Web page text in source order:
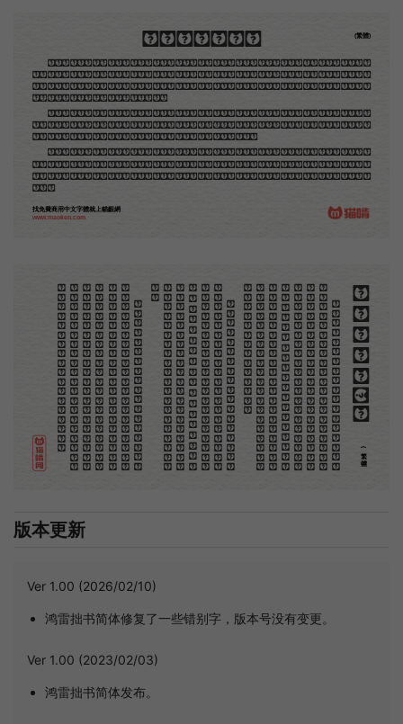
木刻創作法·序
地不問東西，凡木刻的圖版，向來是畫管畫，刻管刻，印管印的。中國用得最早，而照例也久經衰
退；清光緒中，英人傅蘭雅氏編印《格致彙編》，插圖就已非中國刻工所能刻，精細的必需由英國運了
圖版來。那就是所謂「木口木刻」，也即「複製木刻」，和用在編給印度人讀的英文書，後來也就移給
中國人讀的英文書上的插畫，是同類的。
那時我還是一個兒童，見了這些圖，便震驚於它的精工活潑，當作寶貝看。到近幾年，才知道西洋
還有一種由畫家一手造成的版畫，也就是原畫，倘用木版，便叫作「創作木刻」，是藝術家直接的創作
品，毫不假手於刻者和印者的。現在我們所要紹介的，便是這一種。
但是至今沒有一本講說木刻的書，這才是第一本。雖然稍簡略，卻已經給了讀者一個大意。由此發
展下去，路是廣大得很。題材會豐富起來的，技藝也會精煉起來的，採取新法，加以中國舊日之所長，
還有開出一條新的路徑來的希望。那時作者各將自己的本領和心得，貢獻出來，中國的木刻界就會發生
光焰。
(繁體)
找免費商用中文字體就上貓齦網
www.maoken.com
木刻創作法·序
地
不
問
東
西
，
凡
木
刻
的
圖
版
，
向
來
是
畫
管
畫，
刻
管
刻
，
印
管
印
的
。
中
國
用
得
最
早
，
而
照
例也
久
經
衰
退
；
清
光
緒
中
，
英
人
傅
蘭
雅
氏
編
印
《格
致
彙
編
》
，
插
圖
就
已
非
中
國
刻
工
所
能
刻
，
精細
的
必
需
由
英
國
運
了
圖
版
來
。
那
就
是
所
謂
「木
口
木
刻
」
，
也
即
「
複
製
木
刻
」
，
和
用
在
編
給印
度
人
讀
的
英
文
書
，
後
來
也
就
移
給
中
國
人
讀
的英
文
書
上
的
插
畫
，
是
同
類
的
。
那
時
我
還
是
一
個
兒
童
，
見
了
這
些
圖
，
便
震
驚於
它
的
精
工
活
潑
，
當
作
寶
貝
看
。
到
近
幾
年
，
才知
道
西
洋
還
有
一
種
由
畫
家
一
手
造
成
的
版
畫
，
也就
是
原
畫
，
倘
用
木
版
，
便
叫
作
「
創
作
木
刻」
，
是
藝
術
家
直
接
的
創
作
品
，
毫
不
假
手
於
刻
者和
印
者
的
。
現
在
我
們
所
要
紹
介
的
，
便
是
這
一
種
。
但
是
至
今
沒
有
一
本
講
說
木
刻
的
書
，
這
才
是
第一
本
。
雖
然
稍
簡
略
，
卻
已
經
給
了
讀
者
一
個
大
意。
由
此
發
展
下
去
，
路
是
廣
大
得
很
。
題
材
會
豐
富起
來
的
，
技
藝
也
會
精
煉
起
來
的
，
採
取
新
法
，
加以
中
國
舊
日
之
所
長
，
還
有
開
出
一
條
新
的
路
徑
來的
希
望
。
那
時
作
者
各
將
自
己
的
本
領
和
心
得
，
貢獻
出
來
，
中
國
的
木
刻
界
就
會
發
生
光
焰
。
(繁體)
版本更新
Ver 1.00 (2026/02/10)
鸿雷拙书简体修复了一些错别字，版本号没有变更。
Ver 1.00 (2023/02/03)
鸿雷拙书简体发布。